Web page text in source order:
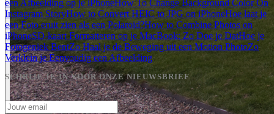
een Afbeelding op je iPhoneHow To Change Background Color On
Instagram StoryHow to Convert HEIC to JPG on iPhoneHoe laat je
een Foto eruit zien als een Polaroid?How to Combine Photos on
iPhoneSD-kaart Formatteren op je MacBook: Zo Doe je DatHoe je
Fotogeniek BentZo Haal je de Beweging uit een Motion PhotoZo
Verklein je Eenvoudig een Afbeelding
SCHRIJF JE IN VOOR ONZE NIEUWSBRIEF